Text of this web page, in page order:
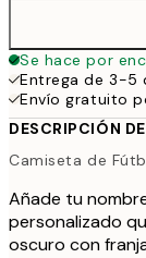
Se hace por
Entrega de 3-5
Envío gratuito
DESCRIPCIÓN
Camiseta de
Añade tu
personalizado
oscuro con